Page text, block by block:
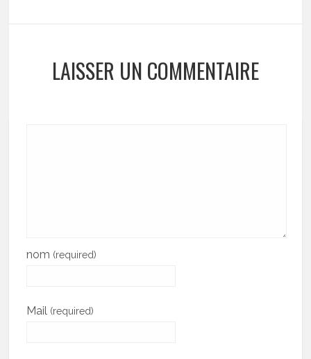
LAISSER UN COMMENTAIRE
nom (required)
Mail (required)